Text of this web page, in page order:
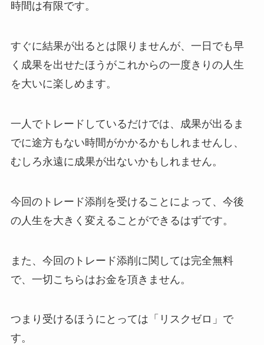
時間は有限です。
すぐに結果が出るとは限りませんが、一日でも早
く成果を出せたほうがこれからの一度きりの人生
を大いに楽しめます。
一人でトレードしているだけでは、成果が出るま
でに途方もない時間がかかるかもしれませんし、
むしろ永遠に成果が出ないかもしれません。
今回のトレード添削を受けることによって、今後
の人生を大きく変えることができるはずです。
また、今回のトレード添削に関しては完全無料
で、一切こちらはお金を頂きません。
つまり受けるほうにとっては「リスクゼロ」で
す。